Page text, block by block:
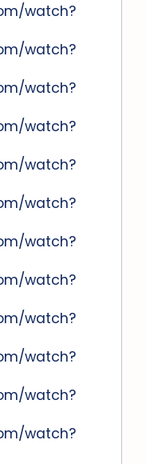
watch?
watch?
watch?
watch?
watch?
watch?
watch?
watch?
watch?
watch?
watch?
watch?